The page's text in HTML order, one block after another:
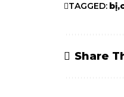
TAGGED: bị
Share